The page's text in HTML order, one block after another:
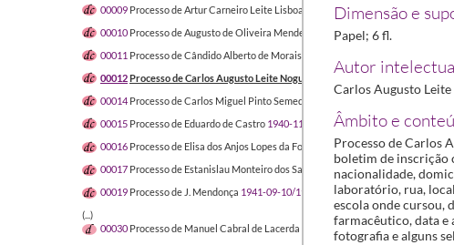
00009 Processo de Artur Carneiro Leite Lisboa
1940-03-12/1940-07-19
00010 Processo de Augusto de Oliveira Mendes
1937-08-18/1941-08-02
00011 Processo de Cândido Alberto de Morais
00012Processo de Carlos Augusto Leite Nogueira
00014 Processo de Carlos Miguel Pinto Semedo
00015 Processo de Eduardo de Castro 1940-11-01/1940-12-03
00016 Processo de Elisa dos Anjos Lopes da Fonseca
1941-02/1941-04-02
00017 Processo de Estanislau Monteiro dos Santos
1937-06-05/1937-06-23
00019 Processo de J. Mendonça 1941-09-10/1941-09-23
(...)
00030 Processo de Manuel Cabral de Lacerda e Sampaio 1941-06/1941-06
Dimensão e
Papel; 6 fl.
Autor
Carlos Augusto
Âmbito e
Processo de Carlos
boletim de inscrição
nacionalidade,
laboratório, rua,
escola onde cursou,
farmacêutico, data e
fotografia e alguns